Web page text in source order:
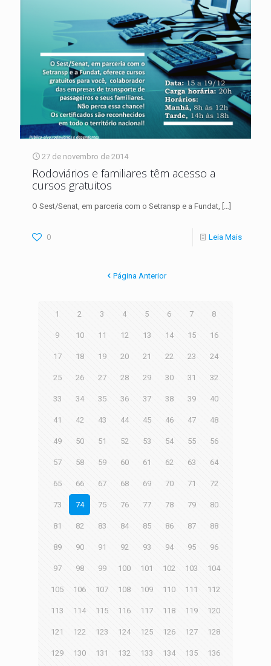
27 de novembro de 2014
Rodoviários e familiares têm acesso a
cursos gratuitos
O Sest/Senat, em parceria com o Setransp e a Fundat, […]
0 Leia Mais
Página Anterior
1 2 3 4 5 6 7 8
9 10 11 12 13 14 15 16
17 18 19 20 21 22 23 24
25 26 27 28 29 30 31 32
33 34 35 36 37 38 39 40
41 42 43 44 45 46 47 48
49 50 51 52 53 54 55 56
57 58 59 60 61 62 63 64
65 66 67 68 69 70 71 72
73 74 75 76 77 78 79 80
81 82 83 84 85 86 87 88
89 90 91 92 93 94 95 96
97 98 99 100 101 102 103 104
105 106 107 108 109 110 111 112
113 114 115 116 117 118 119 120
121 122 123 124 125 126 127 128
129 130 131 132 133 134 135 136